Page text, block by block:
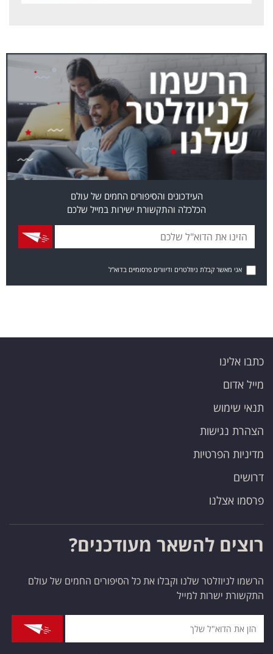
העידכונים והסיפורים החמים של עולם
הכלכלה והתקשורת ישירות במייל שלכם
אני מאשר קבלת ניוזלטרים ודיוורים פרסומיים בדוא"ל
כתבו אלינו
מייל אדום
תנאי שימוש
הצהרת נגישות
מדיניות הפרטיות
דרושים
פרסמו אצלנו
רוצים להשאר מעודכנים?
הרשמו לניוזלטר שלנו וקבלו את כל הסיפורים החמים של עולם
התקשורת ישרות למייל